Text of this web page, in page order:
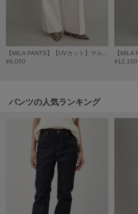
LITTLE UNION TOKYO
リトルユニオン トウキョウ
made of Organics
メイドオブオーガニクス
MICHU COQUETTE
ミチュ コケット
MIESROHE
ミースロエ
miies miim
ミーエスミーム
¥6,050
¥12,100
パンツの人気ランキング